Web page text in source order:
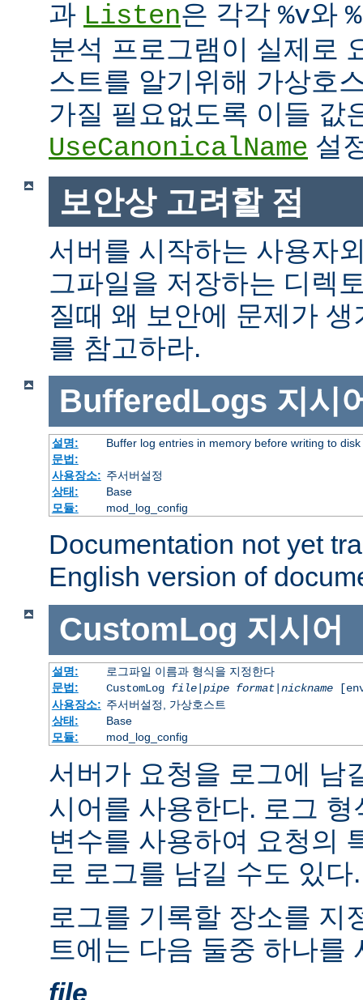
과 Listen은 각각 %v와
분석 프로그램이 실제로
스트를 알기위해 가상호
가질 필요없도록 이들 값
UseCanonicalName 설
보안상 고려할 점
서버를 시작하는 사용자
그파일을 저장하는 디렉
질때 왜 보안에 문제가
를 참고하라.
BufferedLogs 지시
설명:
Buffer log entries in memory before writing to disk
문법:
사용장소: 주서버설정
상태:
Base
모듈:
mod_log_config
Documentation not yet
English version of
CustomLog 지시어
설명:
로그파일 이름과 형식을 지정한다
문법:
CustomLog file| pipe format| nickname
사용장소: 주서버설정, 가상호스트
상태:
Base
모듈:
mod_log_config
서버가 요청을 로그에 남
시어를 사용한다. 로그
변수를 사용하여 요청의
로 로그를 남길 수도 있다.
로그를 기록할 장소를 지
트에는 다음 둘중 하나를
file